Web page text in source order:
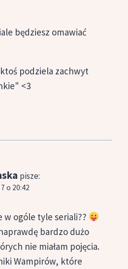
będziesz omawiać
ktoś podziela zachwyt
<3
pisze:
o 20:42
w ogóle tyle seriali??
bardzo dużo
nie miałam pojęcia.
Wampirów, które